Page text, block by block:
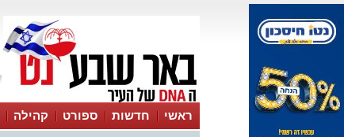
ראשי חדשות ספורט קהילה